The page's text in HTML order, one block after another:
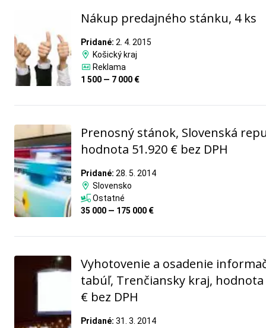
Nákup predajného stánku, 4 ks
Pridané: 2. 4. 2015
Košický kraj
Reklama
1 500 — 7 000 €
Prenosný stánok, Slovenská
hodnota 51.920 € bez DPH
Pridané: 28. 5. 2014
Slovensko
Ostatné
35 000 — 175 000 €
Vyhotovenie a osadenie
tabúľ, Trenčiansky kraj, hodnota
€ bez DPH
Pridané: 31. 3. 2014